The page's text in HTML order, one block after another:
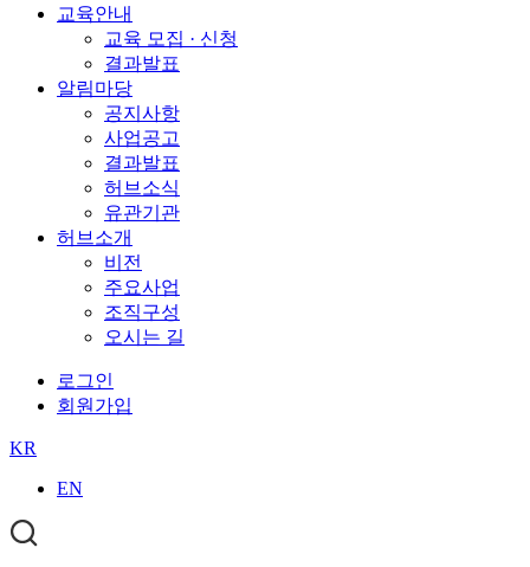
교육안내
교육 모집 · 신청
결과발표
알림마당
공지사항
사업공고
결과발표
허브소식
유관기관
허브소개
비전
주요사업
조직구성
오시는 길
로그인
회원가입
KR
EN